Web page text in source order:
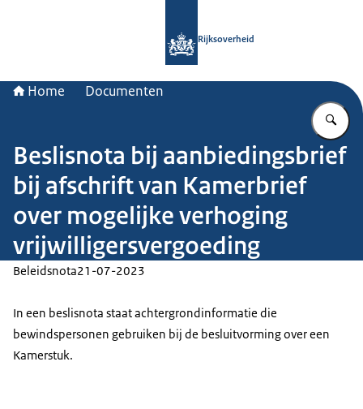
Rijksoverheid
Home Documenten
Beslisnota bij aanbiedingsbrief
bij afschrift van Kamerbrief
over mogelijke verhoging
vrijwilligersvergoeding
Beleidsnota21-07-2023
In een beslisnota staat achtergrondinformatie die
bewindspersonen gebruiken bij de besluitvorming over een
Kamerstuk.